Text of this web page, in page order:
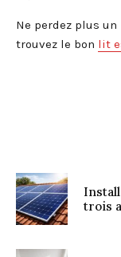
Ne perdez plus
trouvez le bon lit
trois